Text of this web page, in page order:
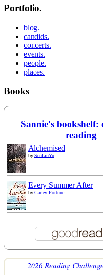
Portfolio.
blog.
candids.
concerts.
events.
people.
places.
Books
Sannie's bookshelf:
reading
Alchemised
by SenLinYu
Every Summer After
by Carley Fortune
2026 Reading Challenge